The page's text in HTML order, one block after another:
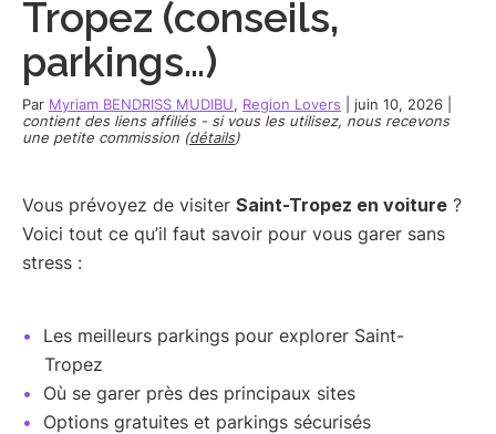
blog
de
Claire
et
Manu
Tropez (conseils,
parkings…)
Par Myriam BENDRISS MUDIBU, Region Lovers juin 10, 2026
contient des liens affiliés - si vous les utilisez, nous recevons
une petite commission (détails)
Vous prévoyez de visiter Saint-Tropez en voiture ?
Voici tout ce qu’il faut savoir pour vous garer sans
stress :
Les meilleurs parkings pour explorer Saint-
Tropez
Où se garer près des principaux sites
Options gratuites et parkings sécurisés